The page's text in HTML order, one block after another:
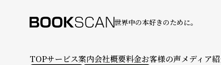
世界中の本好きのために。
TOPサービス案内会社概要料金お客様の声メディア